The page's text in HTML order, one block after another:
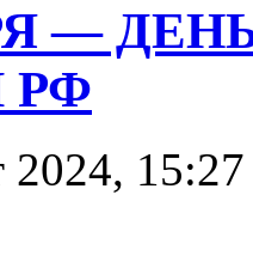
—
РФ
2024,